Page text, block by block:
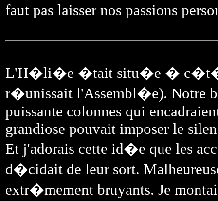
faut pas laisser nos passions
L'H�li�e �tait situ�e � c�t�
r�unissait l'Assembl�e). Notre
puissante colonnes qui
grandiose pouvait imposer le
Et j'adorais cette id�e que les
d�cidait de leur sort.
extr�mement bruyants. Je